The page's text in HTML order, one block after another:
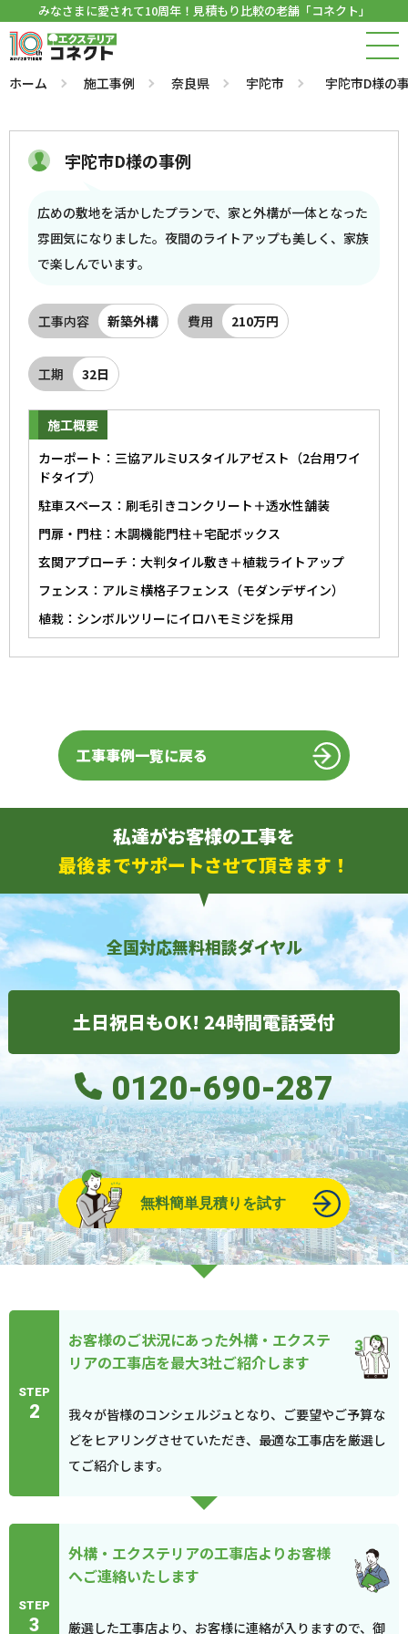
みなさまに愛されて10周年！見積もり比較の老舗「コネクト」
ホーム 施工事例 奈良県 宇陀市 宇陀市D様の
宇陀市D様の事例
広めの敷地を活かしたプランで、家と外構が一体となった
雰囲気になりました。夜間のライトアップも美しく、家族
で楽しんでいます。
工事内容 新築外構 費用 210万円
工期 32日
施工概要
カーポート：三協アルミUスタイルアゼスト（2台用ワイ
ドタイプ）
駐車スペース：刷毛引きコンクリート＋透水性舗装
門扉・門柱：木調機能門柱＋宅配ボックス
玄関アプローチ：大判タイル敷き＋植栽ライトアップ
フェンス：アルミ横格子フェンス（モダンデザイン）
植栽：シンボルツリーにイロハモミジを採用
工事事例一覧に戻る
私達がお客様の工事を
最後までサポートさせて頂きます！
全国対応無料相談ダイヤル
土日祝日もOK! 24時間電話受付
0120-690-287
無料簡単見積りを試す
STEP
2
お客様のご状況にあった外構・エクステ
リアの工事店を最大3社ご紹介します
我々が皆様のコンシェルジュとなり、ご要望やご予算な
どをヒアリングさせていただき、最適な工事店を厳選し
てご紹介します。
STEP
3
外構・エクステリアの工事店よりお客様
へご連絡いたします
厳選した工事店より、お客様に連絡が入りますので、御